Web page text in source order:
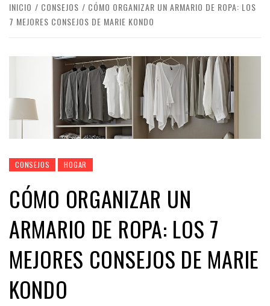
INICIO CONSEJOS
CÓMO ORGANIZAR UN ARMARIO DE ROPA: LOS
7 MEJORES CONSEJOS DE MARIE KONDO
CONSEJOS HOGAR
CÓMO ORGANIZAR UN
ARMARIO DE ROPA: LOS 7
MEJORES CONSEJOS DE MARIE
KONDO